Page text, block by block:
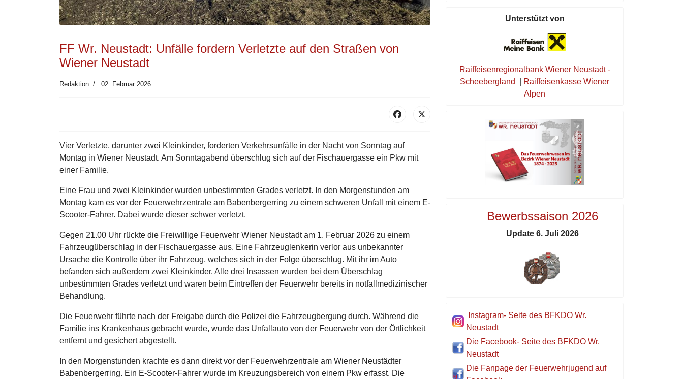
FF Wr. Neustadt: Unfälle fordern Verletzte auf den Straßen von
Wiener Neustadt
Redaktion 02. Februar 2026
Vier Verletzte, darunter zwei Kleinkinder, forderten Verkehrsunfälle in der Nacht von Sonntag auf
Montag in Wiener Neustadt. Am Sonntagabend überschlug sich auf der Fischauergasse ein Pkw mit
einer Familie.
Eine Frau und zwei Kleinkinder wurden unbestimmten Grades verletzt. In den Morgenstunden am
Montag kam es vor der Feuerwehrzentrale am Babenbergerring zu einem schweren Unfall mit einem E-
Scooter-Fahrer. Dabei wurde dieser schwer verletzt.
Gegen 21.00 Uhr rückte die Freiwillige Feuerwehr Wiener Neustadt am 1. Februar 2026 zu einem
Fahrzeugüberschlag in der Fischauergasse aus. Eine Fahrzeuglenkerin verlor aus unbekannter
Ursache die Kontrolle über ihr Fahrzeug, welches sich in der Folge überschlug. Mit ihr im Auto
befanden sich außerdem zwei Kleinkinder. Alle drei Insassen wurden bei dem Überschlag
unbestimmten Grades verletzt und waren beim Eintreffen der Feuerwehr bereits in notfallmedizinischer
Behandlung.
Die Feuerwehr führte nach der Freigabe durch die Polizei die Fahrzeugbergung durch. Während die
Familie ins Krankenhaus gebracht wurde, wurde das Unfallauto von der Feuerwehr von der Örtlichkeit
entfernt und gesichert abgestellt.
In den Morgenstunden krachte es dann direkt vor der Feuerwehrzentrale am Wiener Neustädter
Babenbergerring. Ein E-Scooter-Fahrer wurde im Kreuzungsbereich von einem Pkw erfasst. Die
Unterstützt von
Raiffeisenregionalbank Wiener Neustadt -
Scheebergland
Raiffeisenkasse Wiener
Alpen
Bewerbssaison 2026
Update 6. Juli 2026
Instagram- Seite des BFKDO Wr.
Neustadt
Die Facebook- Seite des BFKDO Wr.
Neustadt
Die Fanpage der Feuerwehrjugend auf